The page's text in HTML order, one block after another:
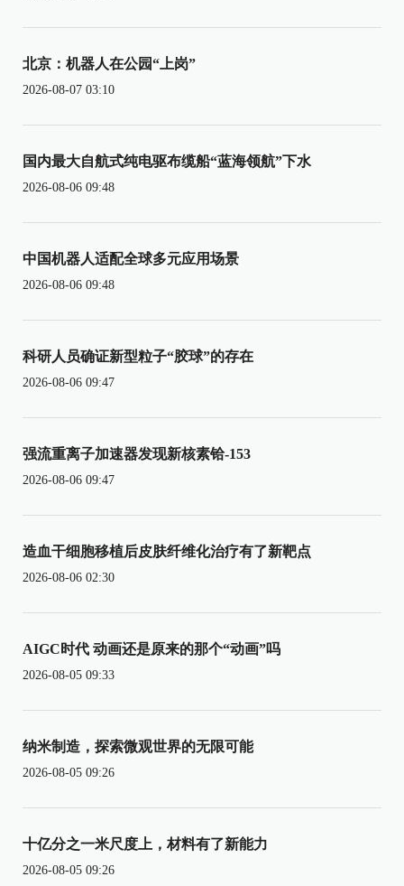
北京：机器人在公园“上岗”
2026-08-07 03:10
国内最大自航式纯电驱布缆船“蓝海领航”下水
2026-08-06 09:48
中国机器人适配全球多元应用场景
2026-08-06 09:48
科研人员确证新型粒子“胶球”的存在
2026-08-06 09:47
强流重离子加速器发现新核素铪-153
2026-08-06 09:47
造血干细胞移植后皮肤纤维化治疗有了新靶点
2026-08-06 02:30
AIGC时代 动画还是原来的那个“动画”吗
2026-08-05 09:33
纳米制造，探索微观世界的无限可能
2026-08-05 09:26
十亿分之一米尺度上，材料有了新能力
2026-08-05 09:26